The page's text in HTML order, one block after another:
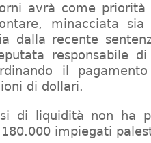
avrà come priorità
minacciata
dalla recente
responsabile
il
di dollari.
di liquidità non ha
impiegati